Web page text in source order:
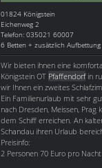
01824 Königstein
Eichenweg 2
Telefon: 035021 60007
6 Betten + zusätzlich Aufbettung
Wir bieten ihnen eine
Königstein OT Pfaffendorfin
wir Ihnen ein zweites
Ein Familienurlaub mit sehr
nach Dresden, Meissen,
dem Schiff erreichen. An
Schandau ihren Urlaub
Preisinfo:
2 Personen 70 Euro pro Nacht